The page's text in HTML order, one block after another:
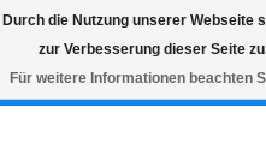
Snelle levering
Durch die Nutzung unserer Webseite
zur Verbesserung dieser Seite
Für weitere Informationen beachten